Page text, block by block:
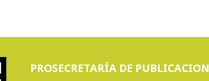
PROSECRETARÍA DE